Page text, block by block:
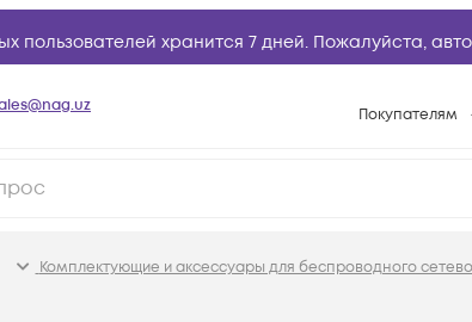
пользователей хранится 7 дней. Пожалуйста,
Покупателям
Вопросы и
Комплектующие и аксессуары для беспроводного